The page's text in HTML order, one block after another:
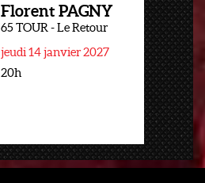
Florent PAGNY
65 TOUR - Le Retour
jeudi 14 janvier 2027
20h